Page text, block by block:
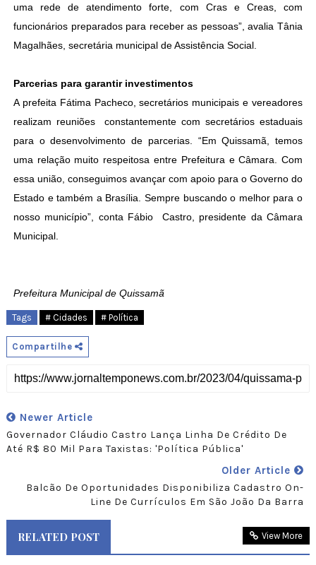
uma rede de atendimento forte, com Cras e Creas, com
funcionários preparados para receber as pessoas”, avalia Tânia
Magalhães, secretária municipal de Assistência Social.
Parcerias para garantir investimentos
A prefeita Fátima Pacheco, secretários municipais e vereadores
realizam reuniões constantemente com secretários estaduais
para o desenvolvimento de parcerias. “Em Quissamã, temos
uma relação muito respeitosa entre Prefeitura e Câmara. Com
essa união, conseguimos avançar com apoio para o Governo do
Estado e também a Brasília. Sempre buscando o melhor para o
nosso município”, conta Fábio Castro, presidente da Câmara
Municipal.
Prefeitura Municipal de Quissamã
Tags # Cidades # Política
Compartilhe
Newer Article
Governador Cláudio Castro Lança Linha De Crédito De
Até R$ 80 Mil Para Taxistas: 'Política Pública'
Older Article
Balcão De Oportunidades Disponibiliza Cadastro On-
Line De Currículos Em São João Da Barra
RELATED POST View More